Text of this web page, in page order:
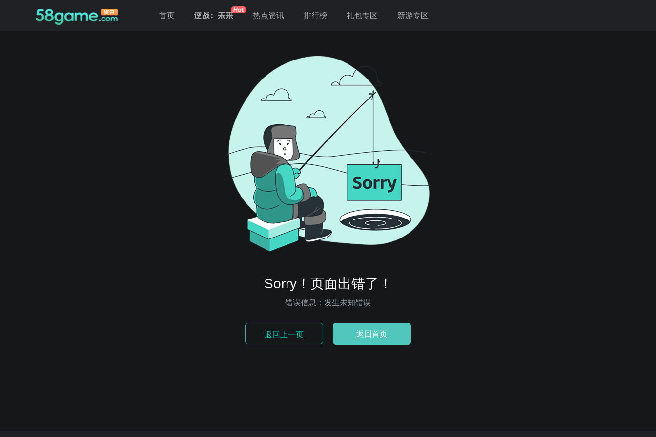
首页 逆战：未来 热点资讯 排行榜 礼包专区 新游专区
Sorry！页面出错了！
错误信息：发生未知错误
返回上一页 返回首页